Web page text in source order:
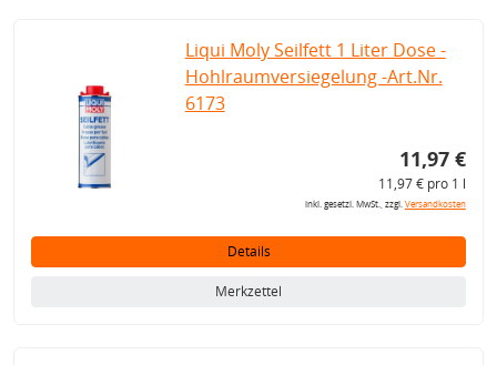
Liqui Moly Seilfett 1 Liter Dose -
Hohlraumversiegelung -Art.Nr.
6173
11,97 €
11,97 € pro 1 l
inkl. gesetzl. MwSt., zzgl.Versandkosten
Details
Merkzettel